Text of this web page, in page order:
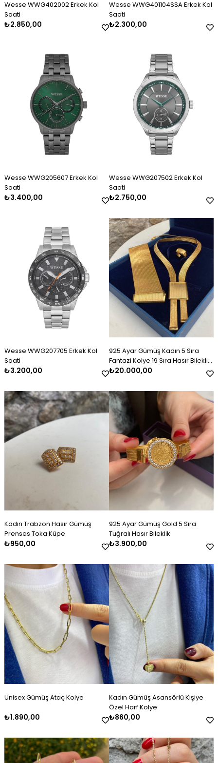
Wesse WWG402002 Erkek Kol
Saati
₺2.850,00
Wesse WWG401104SSA Erkek Kol
Saati
₺2.300,00
Wesse WWG205607 Erkek Kol
Saati
₺3.400,00
Wesse WWG207502 Erkek Kol
Saati
₺2.750,00
Wesse WWG207705 Erkek Kol
Saati
₺3.200,00
925 Ayar Gümüş Kadın 5 Sıra
Fantazi Kolye 19 Sıra Hasır Bileklik
Set Takım
₺20.000,00
Kadın Trabzon Hasır Gümüş
Prenses Toka Küpe
₺950,00
925 Ayar Gümüş Gold 5 Sıra
Tuğralı Hasır Bileklik
₺3.900,00
Unisex Gümüş Ataç Kolye
₺1.890,00
Kadın Gümüş Asansörlü Kişiye
Özel Harf Kolye
₺860,00